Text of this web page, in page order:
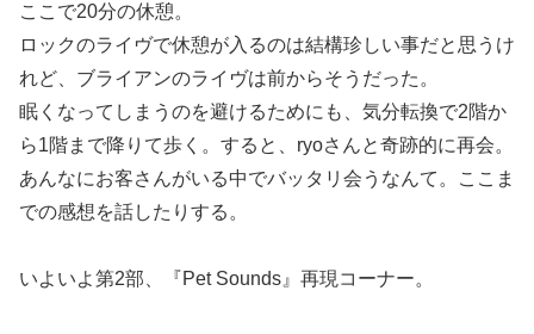
ここで20分の休憩。
ロックのライヴで休憩が入るのは結構珍しい事だと思うけ
れど、ブライアンのライヴは前からそうだった。
眠くなってしまうのを避けるためにも、気分転換で2階か
ら1階まで降りて歩く。すると、ryoさんと奇跡的に再会。
あんなにお客さんがいる中でバッタリ会うなんて。ここま
での感想を話したりする。
いよいよ第2部、『Pet Sounds』再現コーナー。